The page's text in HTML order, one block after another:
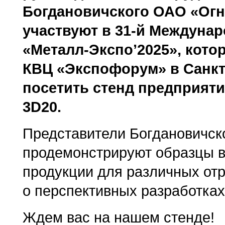
Богдановичского ОАО
участвуют в 31-й
«Металл-Экспо’2025»,
КВЦ «Экспофорум» в
посетить стенд
3D20.
Представители
продемонстрируют образцы
продукции для различных
о перспективных
Ждем вас на нашем стенде!